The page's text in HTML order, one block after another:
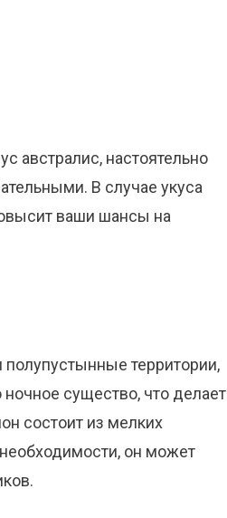
австралис, настоятельно
В случае укуса
ваши шансы на
территории,
существо, что делает
состоит из мелких
необходимости, он может